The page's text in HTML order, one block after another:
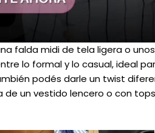
falda midi de tela ligera o
lo formal y lo casual, ideal
podés darle un twist
un vestido lencero o con